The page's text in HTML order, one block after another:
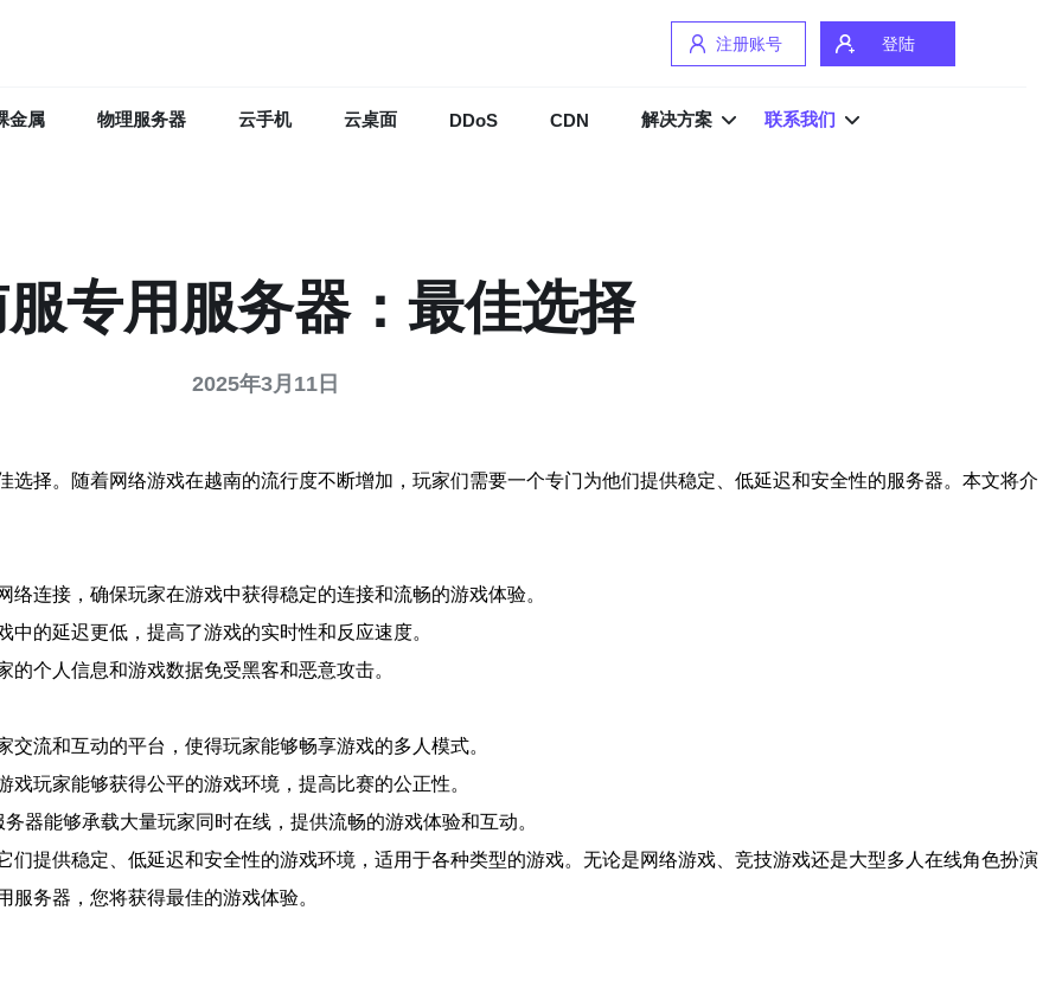
注册账号 登陆
金属 物理服务器 云手机 云桌面 DDoS CDN 解决方案 联系我们
专用服务器：最佳选择
2025年3月11日
择。随着网络游戏在越南的流行度不断增加，玩家们需要一个专门为他们提供稳定、低延迟和安全性的服务器。本文将介
连接，确保玩家在游戏中获得稳定的连接和流畅的游戏体验。
的延迟更低，提高了游戏的实时性和反应速度。
个人信息和游戏数据免受黑客和恶意攻击。
流和互动的平台，使得玩家能够畅享游戏的多人模式。
玩家能够获得公平的游戏环境，提高比赛的公正性。
器能够承载大量玩家同时在线，提供流畅的游戏体验和互动。
提供稳定、低延迟和安全性的游戏环境，适用于各种类型的游戏。无论是网络游戏、竞技游戏还是大型多人在线角色扮演
务器，您将获得最佳的游戏体验。